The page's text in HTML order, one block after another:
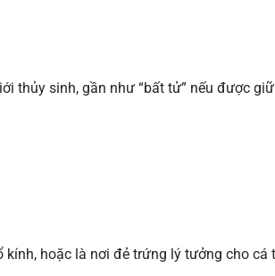
thủy sinh, gần như “bất tử” nếu được
hoặc là nơi đẻ trứng lý tưởng cho cá